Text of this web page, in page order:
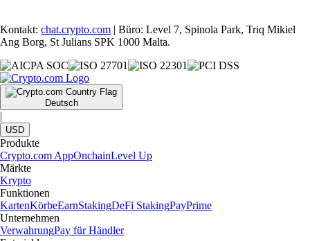
Kontakt: chat.crypto.com | Büro: Level 7, Spinola Park, Triq Mikiel
Ang Borg, St Julians SPK 1000 Malta.
Deutsch
|
USD
Produkte
Crypto.com AppOnchainLevel Up
Märkte
Krypto
Funktionen
KartenKörbeEarnStakingDeFi StakingPayPrime
Unternehmen
VerwahrungPay für Händler